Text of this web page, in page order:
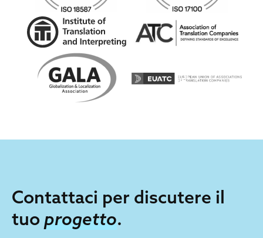
Contattaci per discutere il
tuoprogetto.